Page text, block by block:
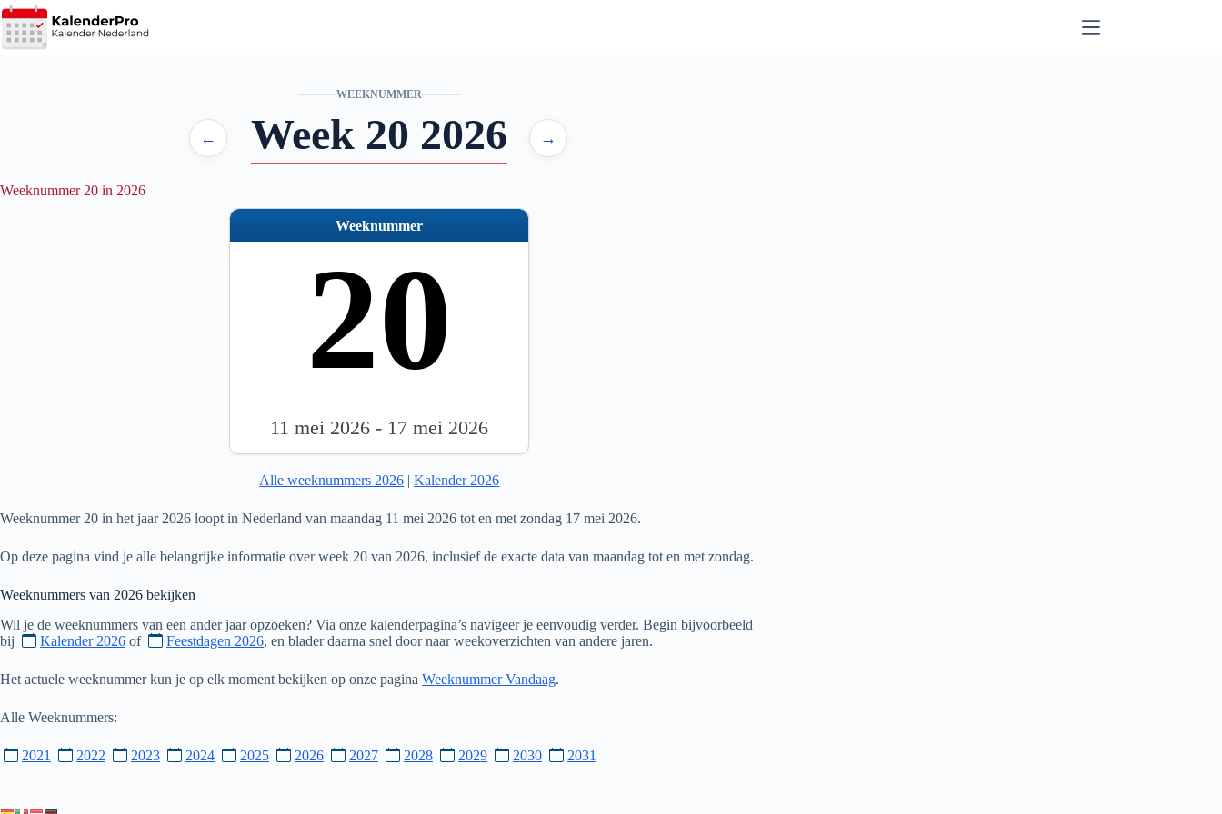
Ga
naar
de
WEEKNUMMER
← Week 20 2026 →
Weeknummer 20 in 2026
Weeknummer
20
11 mei 2026 - 17 mei 2026
Alle weeknummers 2026 |Kalender 2026
Weeknummer 20 in het jaar 2026 loopt in Nederland van maandag 11 mei 2026 tot en met zondag 17 mei 2026.
Op deze pagina vind je alle belangrijke informatie over week 20 van 2026, inclusief de exacte data van maandag tot en met zondag.
Weeknummers van 2026 bekijken
Wil je de weeknummers van een ander jaar opzoeken? Via onze kalenderpagina’s navigeer je eenvoudig verder. Begin bijvoorbeeld
bij
Kalender 2026 of Feestdagen 2026, en blader daarna snel door naar weekoverzichten van andere jaren.
Het actuele weeknummer kun je op elk moment bekijken op onze pagina Weeknummer Vandaag.
Alle Weeknummers:
2021 2022 2023 2024 2025 2026 2027 2028 2029 2030 2031